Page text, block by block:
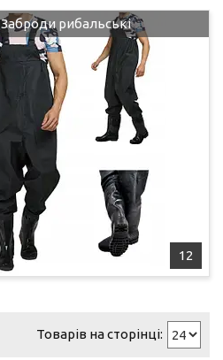
12
Заброди рибальські